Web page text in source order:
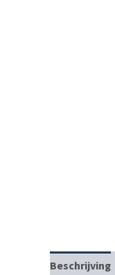
Beschrijving